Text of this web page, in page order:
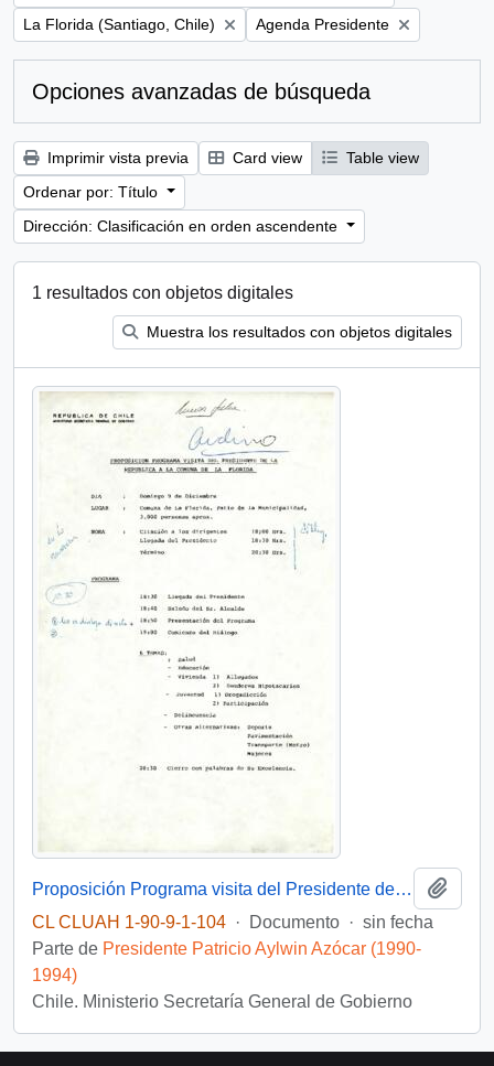
Remove filter:
La Florida (Santiago, Chile) Remove filter:
Agenda Presidente
Opciones avanzadas de búsqueda
Imprimir vista previa Card view
Table view
Ordenar por: Título
Dirección: Clasificación en orden ascendente
1 resultados con objetos digitales
Muestra los resultados con objetos digitales
Proposición Programa visita del Presidente de la República a la comuna de La Florida
CL CLUAH 1-90-9-1-104 · Documento · sin fecha
Parte de Presidente Patricio Aylwin Azócar (1990-
1994)
Chile. Ministerio Secretaría General de Gobierno